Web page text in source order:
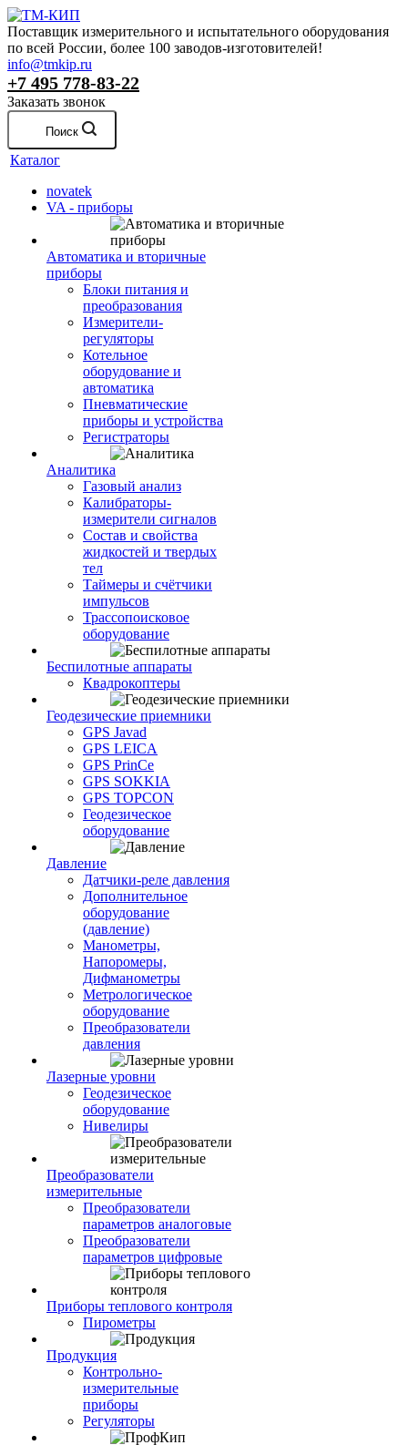
Поставщик измерительного и испытательного оборудования
по всей России, более 100 заводов-изготовителей!
info@tmkip.ru
+7 495 778-83-22
Заказать звонок
Поиск
Каталог
novatek
VA - приборы
Автоматика и вторичные
приборы
Блоки питания и
преобразования
Измерители-
регуляторы
Котельное
оборудование и
автоматика
Пневматические
приборы и устройства
Регистраторы
Аналитика
Газовый анализ
Калибраторы-
измерители сигналов
Состав и свойства
жидкостей и твердых
тел
Таймеры и счётчики
импульсов
Трассопоисковое
оборудование
Беспилотные аппараты
Квадрокоптеры
Геодезические приемники
GPS Javad
GPS LEICA
GPS PrinCe
GPS SOKKIA
GPS TOPCON
Геодезическое
оборудование
Давление
Датчики-реле давления
Дополнительное
оборудование
(давление)
Манометры,
Напоромеры,
Дифманометры
Метрологическое
оборудование
Преобразователи
давления
Лазерные уровни
Геодезическое
оборудование
Нивелиры
Преобразователи
измерительные
Преобразователи
параметров аналоговые
Преобразователи
параметров цифровые
Приборы теплового контроля
Пирометры
Продукция
Контрольно-
измерительные
приборы
Регуляторы